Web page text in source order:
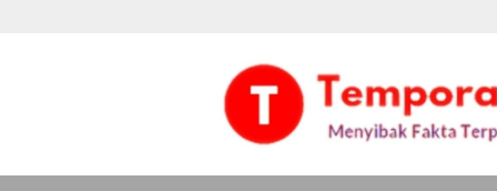
Religi
Cookie Policy Iklan Iklan